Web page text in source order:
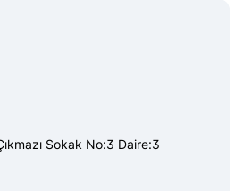
Sokak No:3 Daire:3